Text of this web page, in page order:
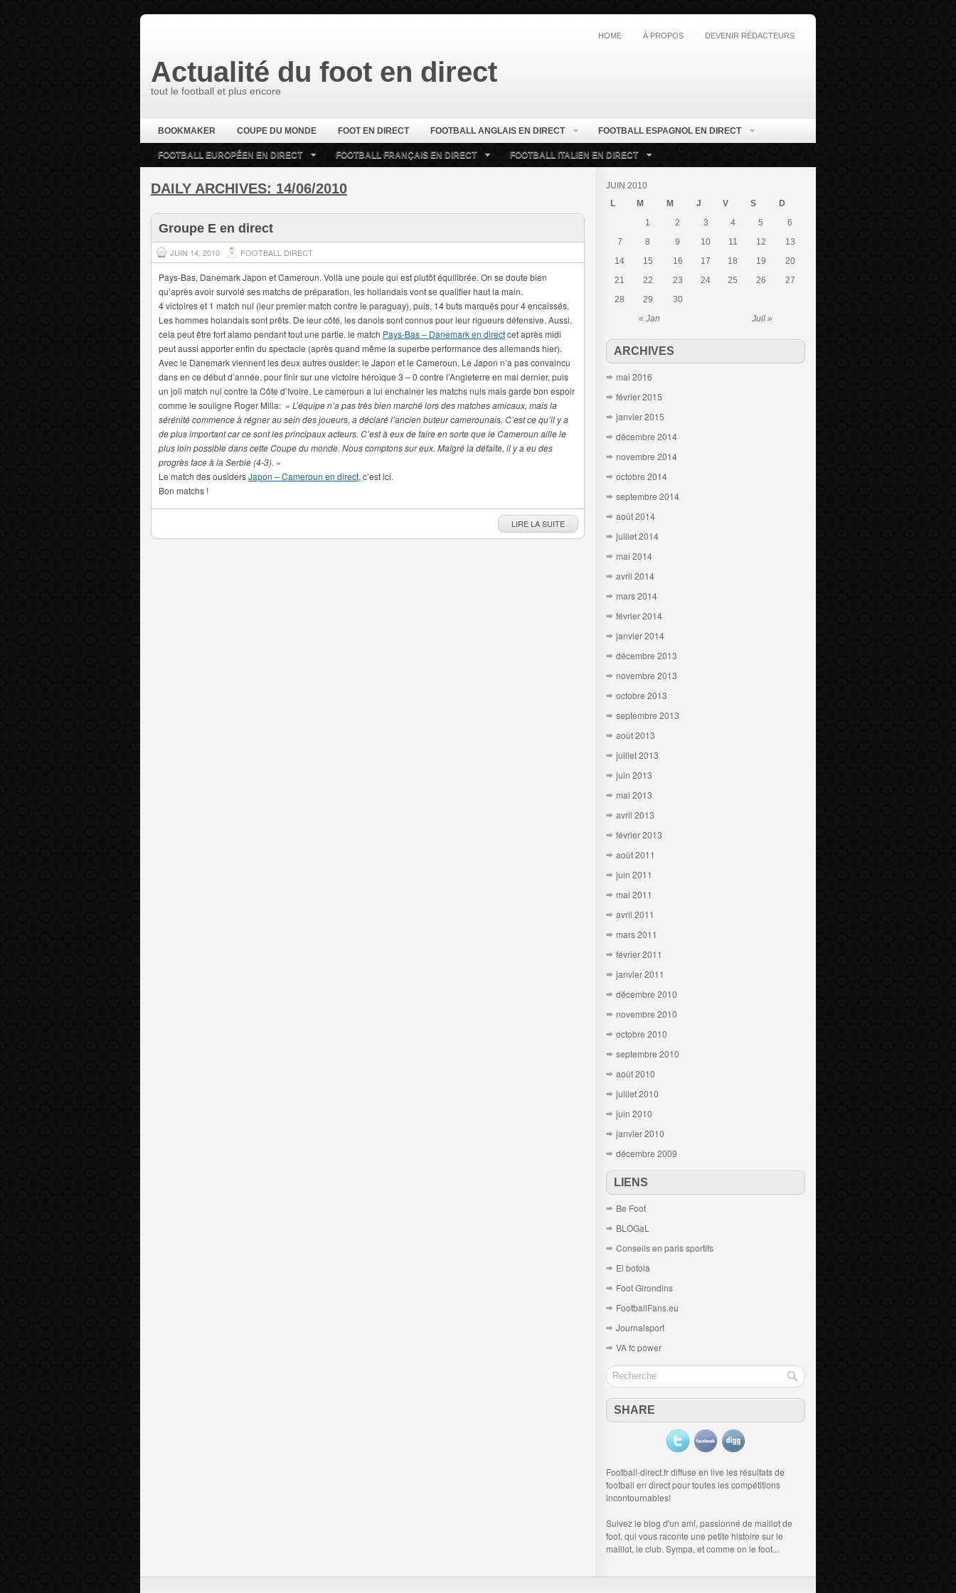
HOME À PROPOS DEVENIR RÉDACTEURS
Actualité du foot en direct
tout le football et plus encore
BOOKMAKER COUPE DU MONDE FOOT EN DIRECT FOOTBALL ANGLAIS EN DIRECT FOOTBALL ESPAGNOL EN DIRECT
FOOTBALL EUROPÉEN EN DIRECT FOOTBALL FRANÇAIS EN DIRECT FOOTBALL ITALIEN EN DIRECT
DAILY ARCHIVES: 14/06/2010
Groupe E en direct
JUIN 14, 2010 FOOTBALL DIRECT
Pays-Bas, Danemark Japon et Cameroun. Voilà une poule qui est plutôt équilibrée. On se doute bien
qu’après avoir survolé ses matchs de préparation, les hollandais vont se qualifier haut la main.
4 victoires et 1 match nul (leur premier match contre le paraguay), puis, 14 buts marqués pour 4 encaissés.
Les hommes holandais sont prêts. De leur côté, les danois sont connus pour leur rigueurs défensive. Aussi,
cela peut être fort alamo pendant tout une partie. le match Pays-Bas – Danemark en directcet après midi
peut aussi apporter enfin du spectacle (après quand même la superbe performance des allemands hier).
Avec le Danemark viennent les deux autres ousider: le Japon et le Cameroun. Le Japon n’a pas convaincu
dans en ce début d’année, pour finir sur une victoire héroîque 3 – 0 contre l’Angleterre en mai dernier, puis
un joli match nul contre la Côte d’Ivoire. Le cameroun a lui enchainer les matchs nuls mais garde bon espoir
comme le souligne Roger Milla: » L’équipe n’a pas très bien marché lors des matches amicaux, mais la
sérénité commence à régner au sein des joueurs, a déclaré l’ancien buteur camerounais. C’est ce qu’il y a
de plus important car ce sont les principaux acteurs. C’est à eux de faire en sorte que le Cameroun aille le
plus loin possible dans cette Coupe du monde. Nous comptons sur eux. Malgré la défaite, il y a eu des
progrès face à la Serbie (4-3). «
Le match des ousidersJapon – Cameroun en direct, c’est ici.
Bon matchs !
LIRE LA SUITE
JUIN 2010
L
M M J V S D
« Jan Juil »
1 2 3 4 5
6
7
8 9 10 11 12
13
14
15 16 17 18 19
20
21
22 23 24 25 26
27
28
29 30
ARCHIVES
mai 2016
février 2015
janvier 2015
décembre 2014
novembre 2014
octobre 2014
septembre 2014
août 2014
juillet 2014
mai 2014
avril 2014
mars 2014
février 2014
janvier 2014
décembre 2013
novembre 2013
octobre 2013
septembre 2013
août 2013
juillet 2013
juin 2013
mai 2013
avril 2013
février 2013
août 2011
juin 2011
mai 2011
avril 2011
mars 2011
février 2011
janvier 2011
décembre 2010
novembre 2010
octobre 2010
septembre 2010
août 2010
juillet 2010
juin 2010
janvier 2010
décembre 2009
LIENS
Be Foot
BLOGaL
Conseils en paris sportifs
El botola
Foot Girondins
FootballFans.eu
Journalsport
VA fc power
SHARE
Football-direct.fr diffuse en live les résultats de
football en directpour toutes les compétitions
incontournables!
Suivez le blog d'un ami, passionné de maillot de
foot, qui vous raconte une petite histoire sur le
maillot, le club. Sympa, et comme on le foot...